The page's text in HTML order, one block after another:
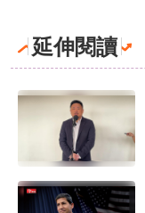
延伸閱讀